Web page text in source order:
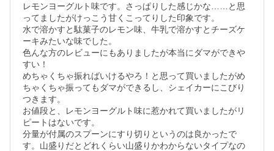
レモンヨーグルト味です。さっぱりした感じかな……と思
ってましたがけっこう甘くこってりした印象です。
水で溶かすと駄菓子のレモン味、牛乳で溶かすとチーズケ
ーキみたいな味でした。
色んな方のレビューにもありましたが本当にダマができや
すい！
めちゃくちゃ振ればいけるやろ！と思って買いましたがめ
ちゃくちゃ振ってもダマができるし、シェイカーにこびり
つきます。
お値段と、レモンヨーグルト味に惹かれて買いましたがリ
ピートはないです。
分量が付属のスプーンにすり切りというのは良かったで
す。山盛りだとどれくらい山盛りかわからないタイプなの